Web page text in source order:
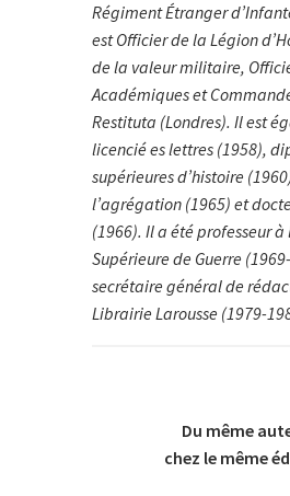
Régiment Étranger
est Officier de la Légion
de la valeur militaire,
Académiques et
Restituta (Londres). Il est
licencié es lettres (1958),
supérieures d’histoire
l’agrégation (1965) et
(1966). Il a été professeur à
Supérieure de Guer­re
secrétaire général de
Librairie Larousse (1979-
Du même
chez le même